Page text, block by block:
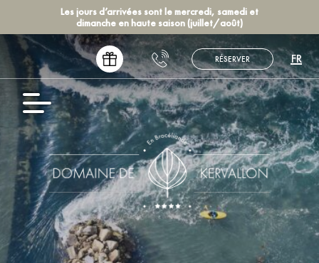
Les jours d’arrivées sont le mercredi, samedi et
dimanche en haute saison (juillet/août)
RÉSERVER FR